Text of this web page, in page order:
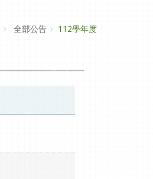
全部公告 112學年度